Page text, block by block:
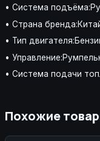
• Система
• Страна
• Тип
•
• Система подачи
Похожие